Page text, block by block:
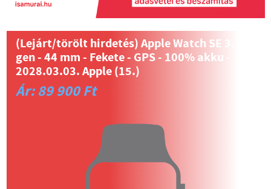
(Lejárt/törölt hirdetés)Apple Watch SE 3.
gen - 44 mm - Fekete - GPS - 100% akku -
2028.03.03. Apple (15.)
Ár: 89 900 Ft